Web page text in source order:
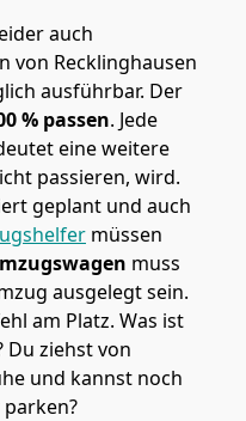
auch
von Recklinghausen
ausführbar. Der
% passen. Jede
eine weitere
passieren, wird.
geplant und auch
müssen
muss
ausgelegt sein.
am Platz. Was ist
Du ziehst von
und kannst noch